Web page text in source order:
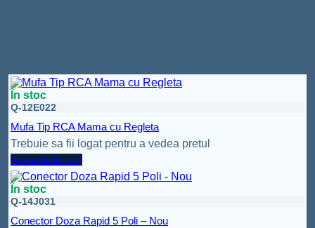
În stoc
Q-12E022
Mufa Tip RCA Mama cu Regleta
Trebuie sa fii logat pentru a vedea pretul
Adaugă în coș
În stoc
Q-14J031
Conector Doza Rapid 5 Poli – Nou